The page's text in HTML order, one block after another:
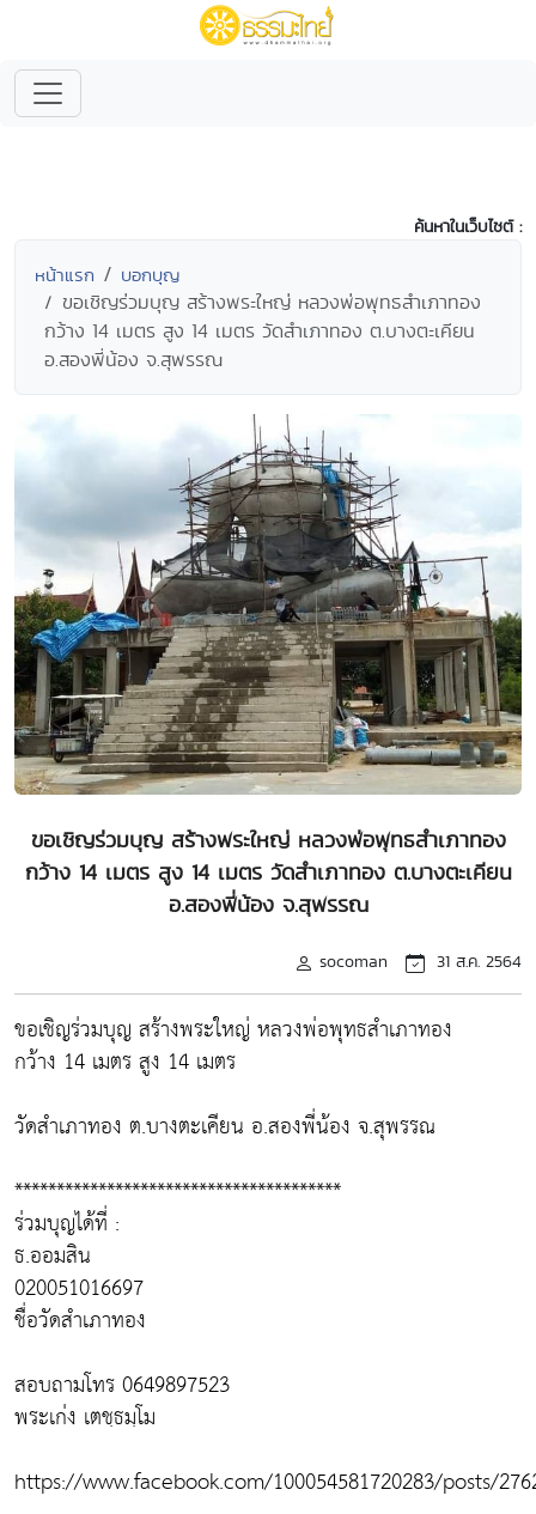
ค้นหาในเว็บไซต์ :
หน้าแรก บอกบุญ
ขอเชิญร่วมบุญ สร้างพระใหญ่ หลวงพ่อพุทธสำเภาทอง
กว้าง 14 เมตร สูง 14 เมตร วัดสำเภาทอง ต.บางตะเคียน
อ.สองพี่น้อง จ.สุพรรณ
ขอเชิญร่วมบุญ สร้างพระใหญ่ หลวงพ่อพุทธสำเภาทอง
กว้าง 14 เมตร สูง 14 เมตร วัดสำเภาทอง ต.บางตะเคียน
อ.สองพี่น้อง จ.สุพรรณ
socoman 31 ส.ค. 2564
ขอเชิญร่วมบุญ สร้างพระใหญ่ หลวงพ่อพุทธสำเภาทอง
กว้าง 14 เมตร สูง 14 เมตร
วัดสำเภาทอง ต.บางตะเคียน อ.สองพี่น้อง จ.สุพรรณ
***************************************
ร่วมบุญได้ที่ :
ธ.ออมสิน
020051016697
ชื่อวัดสำเภาทอง
สอบถามโทร 0649897523
พระเก่ง เตชฺธมฺโม
https://www.facebook.com/100054581720283/posts/